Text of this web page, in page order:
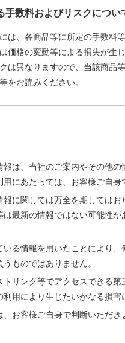
手数料およびリスクについ
は、各商品等に所定の手数料
価格の変動等による損失が生
は異なりますので、当該商品
をお読みください。
報は、当社のご案内やその他
にあたっては、お客様ご自身
に関しては万全を期しては
は最新の情報ではない可能性
る情報を用いたことにより
ものではありません。
リンク等でアクセスできる
用により生じたいかなる損
お客様ご自身で判断いただき